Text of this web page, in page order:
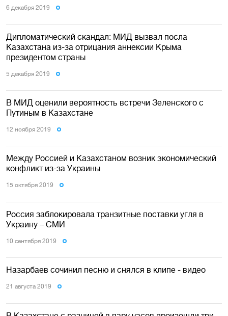
6 декабря 2019
Дипломатический скандал: МИД вызвал посла
Казахстана из-за отрицания аннексии Крыма
президентом страны
5 декабря 2019
В МИД оценили вероятность встречи Зеленского с
Путиным в Казахстане
12 ноября 2019
Между Россией и Казахстаном возник экономический
конфликт из-за Украины
15 октября 2019
Россия заблокировала транзитные поставки угля в
Украину – СМИ
10 сентября 2019
Назарбаев сочинил песню и снялся в клипе - видео
21 августа 2019